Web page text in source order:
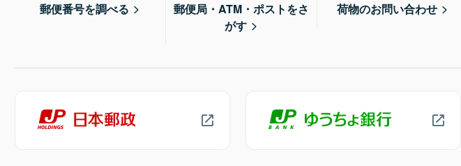
郵便番号を調べる
郵便局・ATM・ポストをさ
がす
荷物のお問い合わせ